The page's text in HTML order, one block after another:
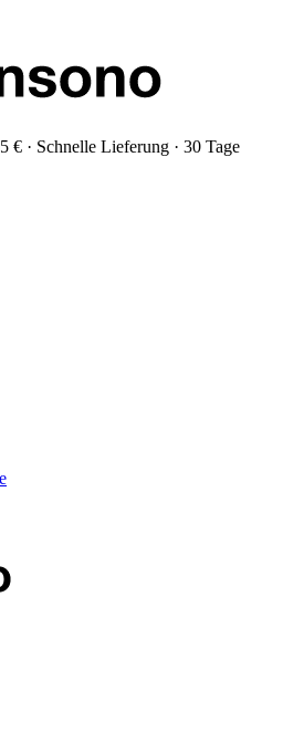
€ · Schnelle Lieferung · 30 Tage